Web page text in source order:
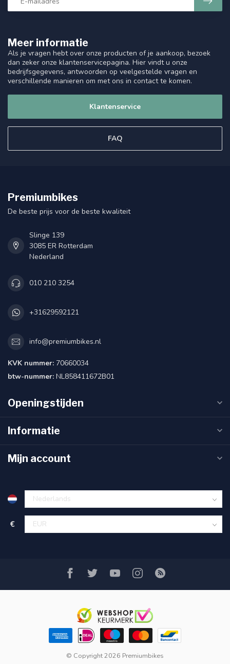
Meer informatie
Als je vragen hebt over onze producten of je aankoop, bezoek
dan zeker onze klantenservicepagina. Hier vindt u onze
bedrijfsgegevens, antwoorden op veelgestelde vragen en
verschillende manieren om met ons in contact te komen.
Klantenservice
FAQ
Premiumbikes
De beste prijs voor de beste kwaliteit
Slinge 139
3085 ER Rotterdam
Nederland
010 210 3254
+31629592121
info@premiumbikes.nl
KVK nummer: 70660034
btw-nummer: NL858411672B01
Openingstijden
Informatie
Mijn account
€
© Copyright 2026 Premiumbikes